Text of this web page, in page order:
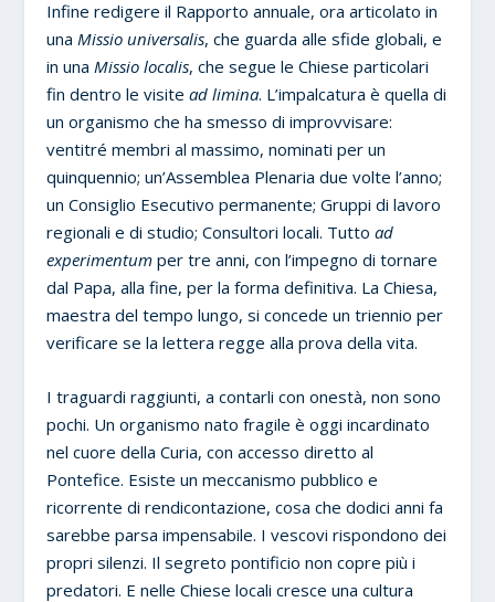
Infine redigere il Rapporto annuale, ora articolato in
una Missio universalis, che guarda alle sfide globali, e
in una Missio localis, che segue le Chiese particolari
fin dentro le visitead limina. L’impalcatura è quella di
un organismo che ha smesso di improvvisare:
ventitré membri al massimo, nominati per un
quinquennio; un’Assemblea Plenaria due volte l’anno;
un Consiglio Esecutivo permanente; Gruppi di lavoro
regionali e di studio; Consultori locali. Tuttoad
experimentum per tre anni, con l’impegno di tornare
dal Papa, alla fine, per la forma definitiva. La Chiesa,
maestra del tempo lungo, si concede un triennio per
verificare se la lettera regge alla prova della vita.
I traguardi raggiunti, a contarli con onestà, non sono
pochi. Un organismo nato fragile è oggi incardinato
nel cuore della Curia, con accesso diretto al
Pontefice. Esiste un meccanismo pubblico e
ricorrente di rendicontazione, cosa che dodici anni fa
sarebbe parsa impensabile. I vescovi rispondono dei
propri silenzi. Il segreto pontificio non copre più i
predatori. E nelle Chiese locali cresce una cultura